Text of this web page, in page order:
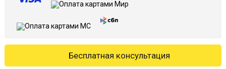
Бесплатная консультация